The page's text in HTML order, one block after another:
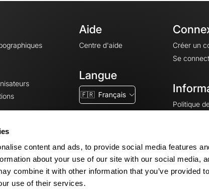
content and ads, to provide social media features
about your use of our site with our social media,
combine it with other information that you’ve provided
use of their services.
Aide
Centre d'aide
Langue
🇫🇷 Français
Créer un
Se
Politique
Mentions